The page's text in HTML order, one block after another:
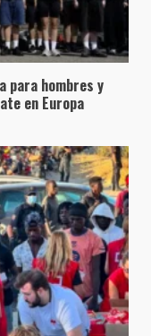
para hombres y
en Europa